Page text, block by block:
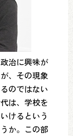
治に興味が
、その現象
のではない
は、学校を
けるという
か。この部